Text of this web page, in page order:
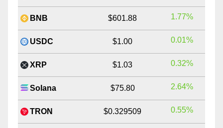
BNB $601.88 1.77%
USDC $1.00 0.01%
XRP $1.03 0.32%
Solana $75.80 2.64%
TRON $0.329509 0.55%